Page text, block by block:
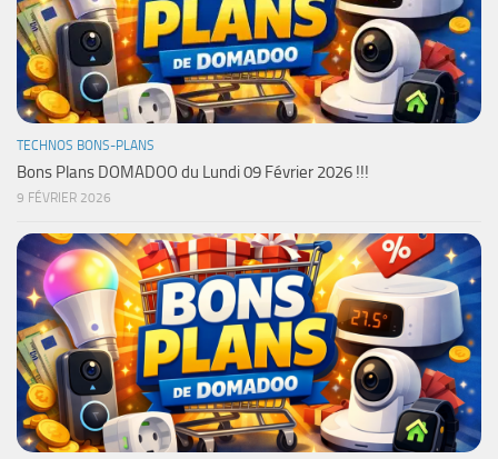
TECHNOS BONS-PLANS
Bons Plans DOMADOO du Lundi 09 Février 2026 !!!
9 FÉVRIER 2026